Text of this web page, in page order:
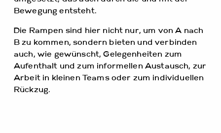
Bewegung entsteht.
Die Rampen sind hier nicht nur, um von A nach
B zu kommen, sondern bieten und verbinden
auch, wie gewünscht, Gelegenheiten zum
Aufenthalt und zum informellen Austausch, zur
Arbeit in kleinen Teams oder zum individuellen
Rückzug.